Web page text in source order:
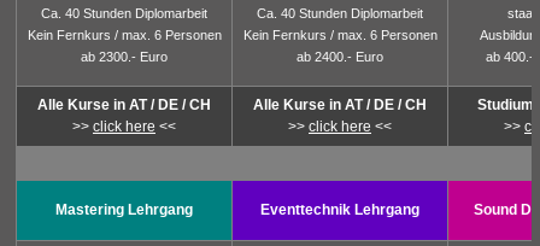
Ca. 40 Stunden Diplomarbeit
Kein Fernkurs / max. 6 Personen
ab 2300.- Euro
Ca. 40 Stunden Diplomarbeit
Kein Fernkurs / max. 6 Personen
ab 2400.- Euro
ab 400.-
Alle Kurse in AT / DE / CH
>> click here <<
Alle Kurse in AT / DE / CH
>> click here <<
Studium
>>
Mastering Lehrgang Eventtechnik Lehrgang Sound